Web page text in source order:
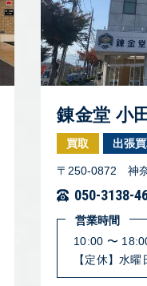
錬金堂 小
買取 出張
〒250-0872 神
050-3138-
営業時間
10:00 〜
【定休】水曜